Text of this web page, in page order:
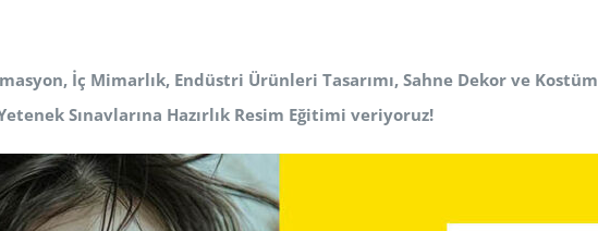
İç Mimarlık, Endüstri Ürünleri Tasarımı, Sahne Dekor ve Kostüm
Sınavlarına Hazırlık Resim Eğitimi veriyoruz!